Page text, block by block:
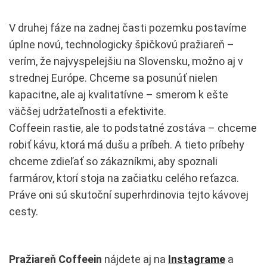
V druhej fáze na zadnej časti pozemku postavíme
úplne novú, technologicky špičkovú pražiareň –
verím, že najvyspelejšiu na Slovensku, možno aj v
strednej Európe. Chceme sa posunúť nielen
kapacitne, ale aj kvalitatívne – smerom k ešte
väčšej udržateľnosti a efektivite.
Coffeein rastie, ale to podstatné zostáva – chceme
robiť kávu, ktorá má dušu a príbeh. A tieto príbehy
chceme zdieľať so zákazníkmi, aby spoznali
farmárov, ktorí stoja na začiatku celého reťazca.
Práve oni sú skutoční superhrdinovia tejto kávovej
cesty.
Pražiareň Coffeein nájdete aj na Instagrame a